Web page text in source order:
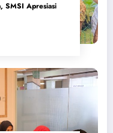
SMSI Apresiasi